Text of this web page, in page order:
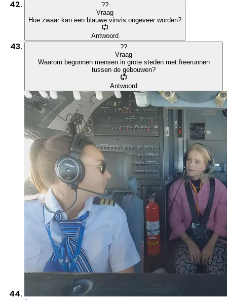
??
Vraag
Hoe zwaar kan een blauwe vinvis ongeveer worden?
Antwoord
??
Vraag
Waarom begonnen mensen in grote steden met freerunnen
tussen de gebouwen?
Antwoord